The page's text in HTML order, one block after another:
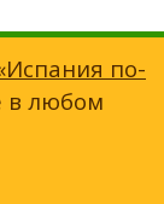
по-
в любом